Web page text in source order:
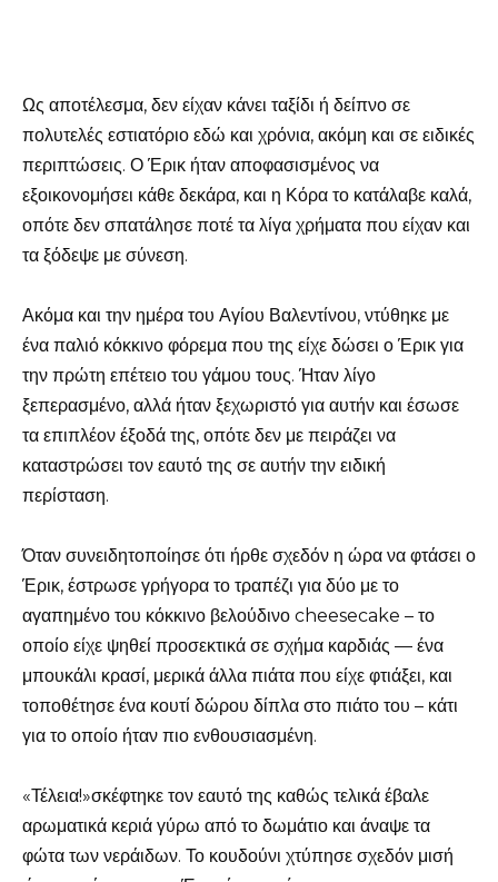
Ως αποτέλεσμα, δεν είχαν κάνει ταξίδι ή δείπνο σε
πολυτελές εστιατόριο εδώ και χρόνια, ακόμη και σε ειδικές
περιπτώσεις. Ο Έρικ ήταν αποφασισμένος να
εξοικονομήσει κάθε δεκάρα, και η Κόρα το κατάλαβε καλά,
οπότε δεν σπατάλησε ποτέ τα λίγα χρήματα που είχαν και
τα ξόδεψε με σύνεση.
Ακόμα και την ημέρα του Αγίου Βαλεντίνου, ντύθηκε με
ένα παλιό κόκκινο φόρεμα που της είχε δώσει ο Έρικ για
την πρώτη επέτειο του γάμου τους. Ήταν λίγο
ξεπερασμένο, αλλά ήταν ξεχωριστό για αυτήν και έσωσε
τα επιπλέον έξοδά της, οπότε δεν με πειράζει να
καταστρώσει τον εαυτό της σε αυτήν την ειδική
περίσταση.
Όταν συνειδητοποίησε ότι ήρθε σχεδόν η ώρα να φτάσει ο
Έρικ, έστρωσε γρήγορα το τραπέζι για δύο με το
αγαπημένο του κόκκινο βελούδινο cheesecake – το
οποίο είχε ψηθεί προσεκτικά σε σχήμα καρδιάς — ένα
μπουκάλι κρασί, μερικά άλλα πιάτα που είχε φτιάξει, και
τοποθέτησε ένα κουτί δώρου δίπλα στο πιάτο του – κάτι
για το οποίο ήταν πιο ενθουσιασμένη.
«Τέλεια!»σκέφτηκε τον εαυτό της καθώς τελικά έβαλε
αρωματικά κεριά γύρω από το δωμάτιο και άναψε τα
φώτα των νεράιδων. Το κουδούνι χτύπησε σχεδόν μισή